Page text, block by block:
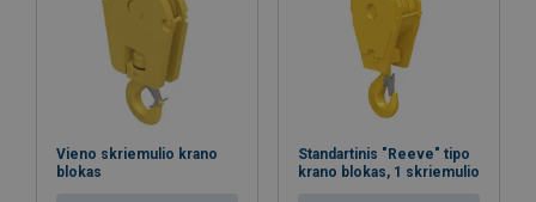
Vieno skriemulio krano
blokas
Standartinis "Reeve" tipo
krano blokas, 1 skriemulio